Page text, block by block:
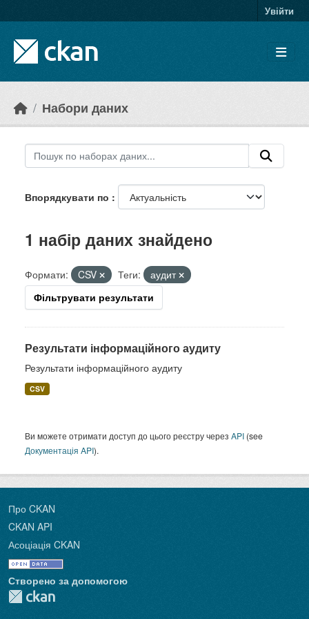
Увійти
Набори даних
Впорядкувати по
1 набір даних знайдено
Формати: CSV Теги:
аудит
Фільтрувати результати
Результати інформаційного аудиту
Результати інформаційного аудиту
CSV
Ви можете отримати доступ до цього реєстру через API (see
Документація API).
Про CKAN
CKAN API
Асоціація CKAN
Створено за допомогою